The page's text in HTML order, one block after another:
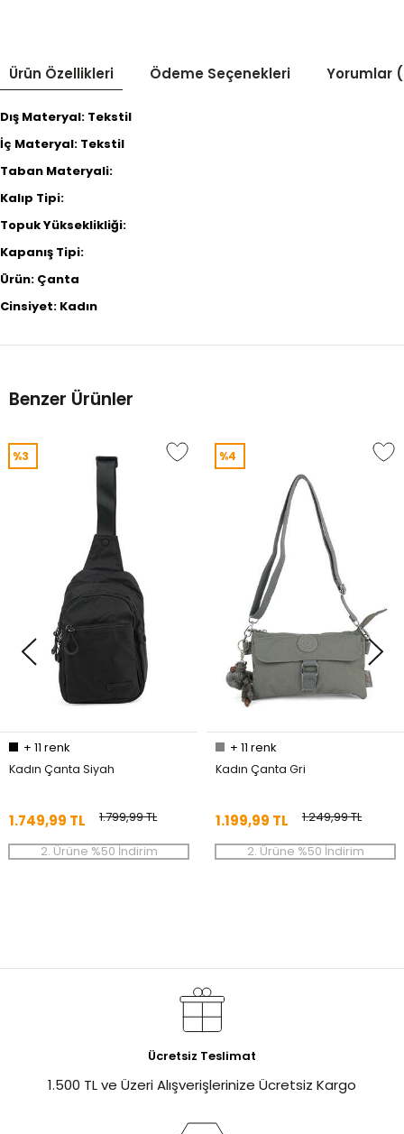
Ürün Özellikleri Ödeme Seçenekleri Yorumlar
Dış Materyal: Tekstil
İç Materyal: Tekstil
Taban Materyali:
Kalıp Tipi:
Topuk Yükseklikliği:
Kapanış Tipi:
Ürün: Çanta
Cinsiyet: Kadın
Benzer Ürünler
%3
+ 11 renk
Kadın Çanta Siyah
1.799,99 TL
1.749,99 TL
2. Ürüne %50 İndirim
%4
+ 11 renk
Kadın Çanta Gri
1.249,99 TL
1.199,99 TL
2. Ürüne %50 İndirim
Ücretsiz Teslimat
1.500 TL ve Üzeri Alışverişlerinize Ücretsiz Kargo